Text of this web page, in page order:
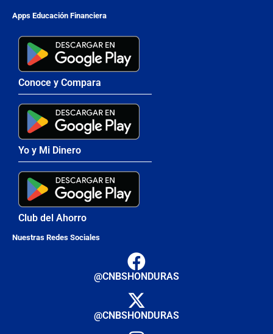
Apps Educación Financiera
Conoce y Compara
Yo y Mi Dinero
Club del Ahorro
Nuestras Redes Sociales
@CNBSHONDURAS
@CNBSHONDURAS